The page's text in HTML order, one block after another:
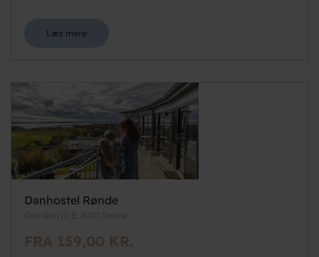
Læs mere
Danhostel Rønde
Grenåvej 10 B, 8410 Rønde
FRA 159,00 KR.